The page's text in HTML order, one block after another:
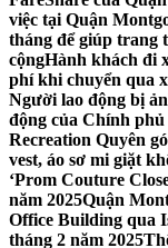
việc tại Quận
tháng để giúp trang
cộngHành khách đi
phí khi chuyển qua
Người lao động bị
động của Chính
Recreation Quyên
vest, áo sơ mi giặt
‘Prom Couture
năm 2025Quận
Office Building qua
tháng 2 năm 2025